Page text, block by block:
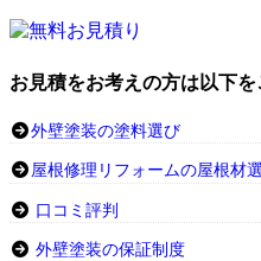
お見積をお考えの方は以下
外壁塗装の塗料選び
屋根修理リフォームの屋根材
口コミ評判
外壁塗装の保証制度